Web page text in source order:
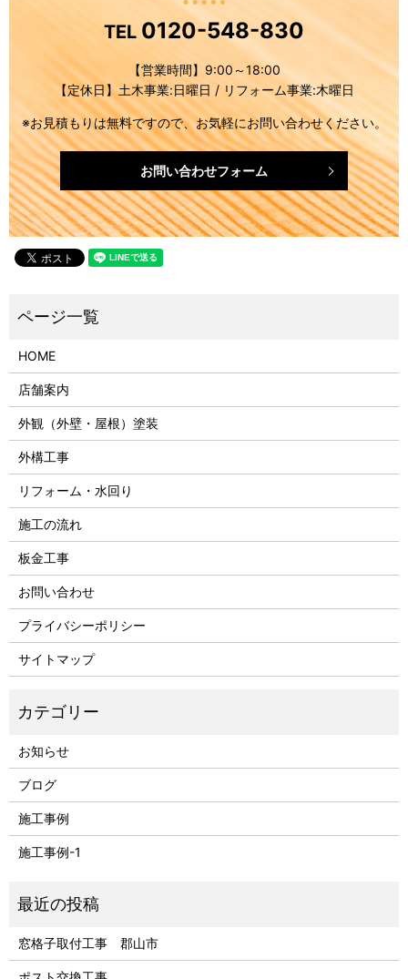
TEL 0120-548-830
【営業時間】9:00～18:00
【定休日】土木事業:日曜日 / リフォーム事業:木曜日
※お見積もりは無料ですので、お気軽にお問い合わせください。
お問い合わせフォーム
HOME
店舗案内
外観（外壁・屋根）塗装
外構工事
リフォーム・水回り
施工の流れ
板金工事
お問い合わせ
プライバシーポリシー
サイトマップ
お知らせ
ブログ
施工事例
施工事例-1
窓格子取付工事 郡山市